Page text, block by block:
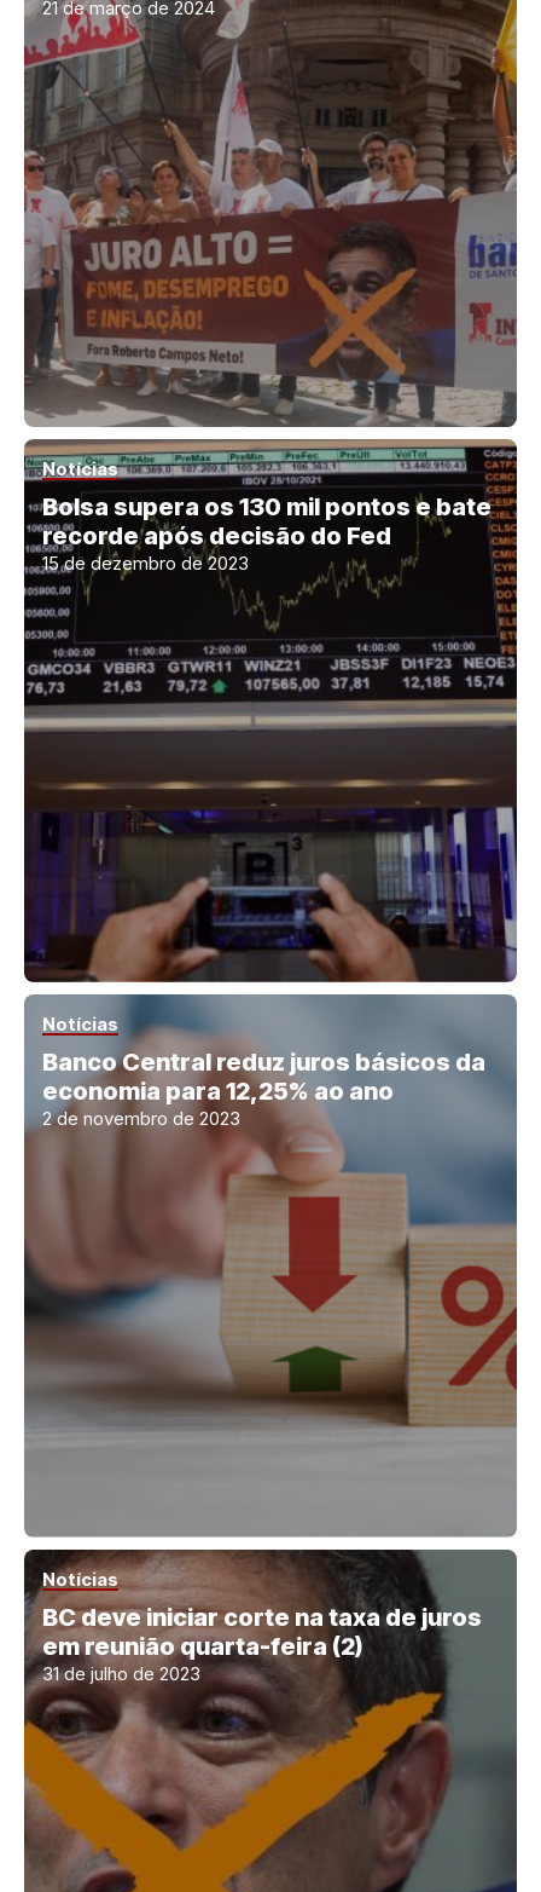
21 de março de 2024
Notícias
Bolsa supera os 130 mil pontos e bate
recorde após decisão do Fed
15 de dezembro de 2023
Notícias
Banco Central reduz juros básicos da
economia para 12,25% ao ano
2 de novembro de 2023
Notícias
BC deve iniciar corte na taxa de juros
em reunião quarta-feira (2)
31 de julho de 2023